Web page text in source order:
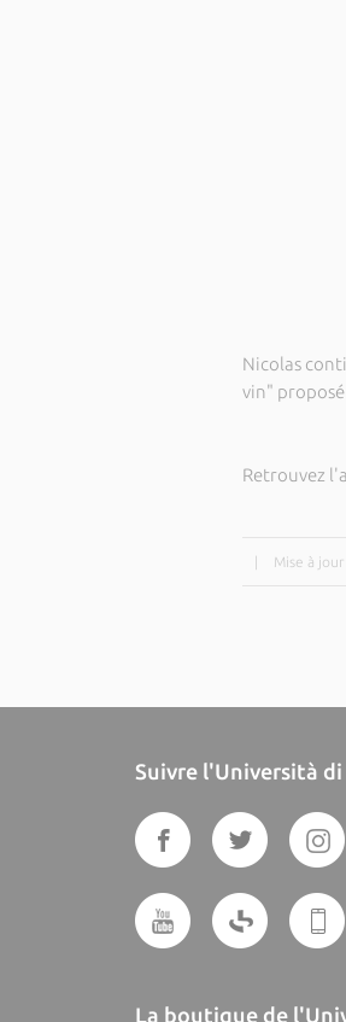
Nicolas
vin"
Retrouvez
Mise à
Suivre l'Università di
La boutique de